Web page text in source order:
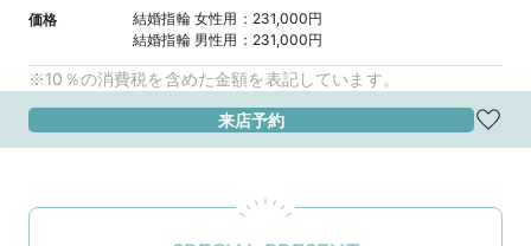
価格 結婚指輪 女性用 ： 231,000円
結婚指輪 男性用 ： 231,000円
※10％の消費税を含めた金額を表記しています。
来店予約